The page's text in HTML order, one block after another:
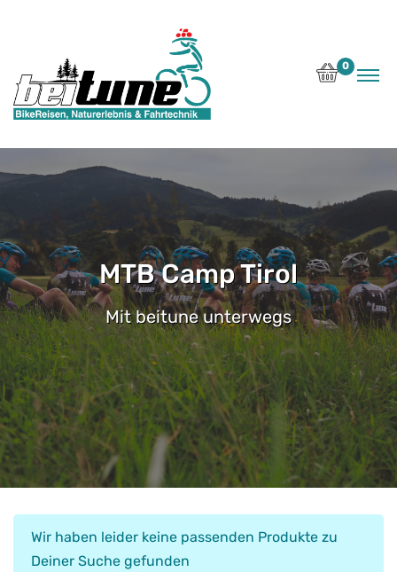
0
MTB Camp Tirol
Mit beitune unterwegs
Wir haben leider keine passenden Produkte zu
Deiner Suche gefunden